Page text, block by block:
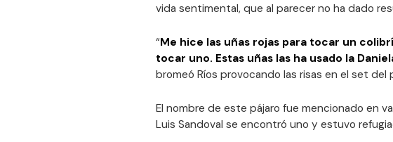
vida sentimental, que al parecer no ha dado
“Me hice las uñas rojas para tocar un
tocar uno. Estas uñas las ha usado la
bromeó Ríos provocando las risas en el set del
El nombre de este pájaro fue mencionado en
Luis Sandoval se encontró uno y estuvo